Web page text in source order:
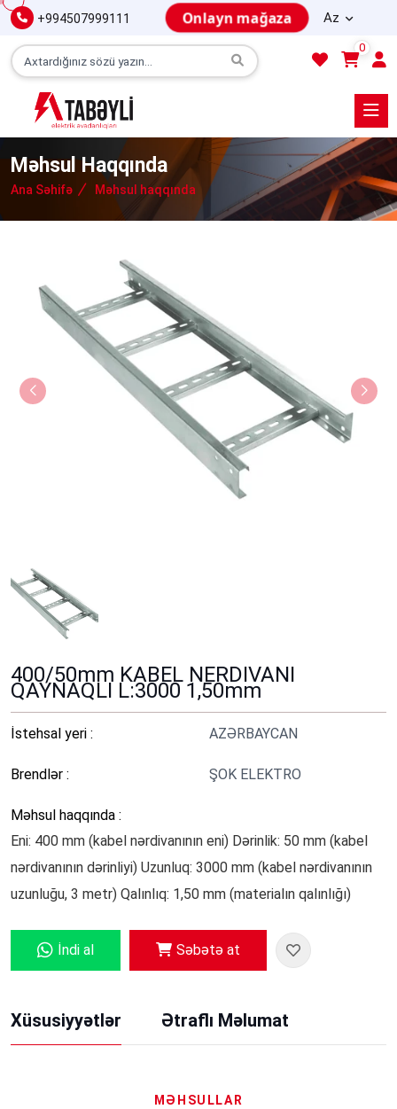
+994507999111 Onlayn mağaza Az
0
Məhsul Haqqında
Ana Səhifə Məhsul haqqında
400/50mm KABEL NERDIVANI
QAYNAQLI L:3000 1,50mm
İstehsal yeri : AZƏRBAYCAN
Brendlər : ŞOK ELEKTRO
Məhsul haqqında :
Eni: 400 mm (kabel nərdivanının eni) Dərinlik: 50 mm (kabel
nərdivanının dərinliyi) Uzunluq: 3000 mm (kabel nərdivanının
uzunluğu, 3 metr) Qalınlıq: 1,50 mm (materialın qalınlığı)
İndi al Səbətə at
Xüsusiyyətlər Ətraflı Məlumat
MƏHSULLAR